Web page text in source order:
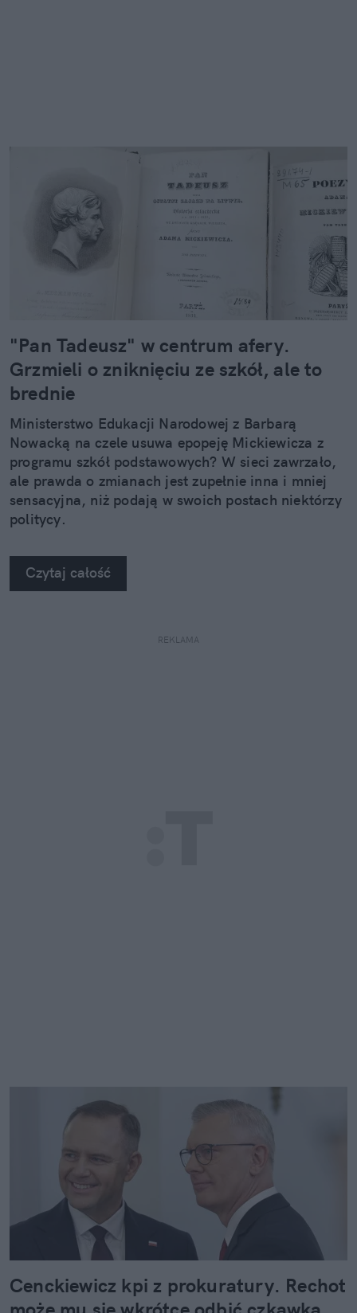
"Pan Tadeusz" w centrum afery.
Grzmieli o zniknięciu ze szkół, ale to
brednie
Ministerstwo Edukacji Narodowej z Barbarą
Nowacką na czele usuwa epopeję Mickiewicza z
programu szkół podstawowych? W sieci zawrzało,
ale prawda o zmianach jest zupełnie inna i mniej
sensacyjna, niż podają w swoich postach niektórzy
politycy.
Czytaj całość
REKLAMA
Cenckiewicz kpi z prokuratury. Rechot